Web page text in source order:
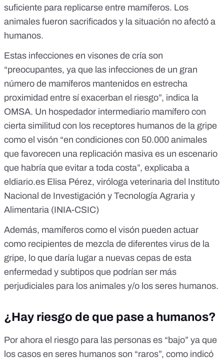
suficiente para replicarse entre mamíferos. Los
animales fueron sacrificados y la situación no afectó a
humanos.
Estas infecciones en visones de cría son
“preocupantes, ya que las infecciones de un gran
número de mamíferos mantenidos en estrecha
proximidad entre sí exacerban el riesgo”, indica la
OMSA. Un hospedador intermediario mamífero con
cierta similitud con los receptores humanos de la gripe
como el visón “en condiciones con 50.000 animales
que favorecen una replicación masiva es un escenario
que habría que evitar a toda costa”, explicaba a
eldiario.es Elisa Pérez, viróloga veterinaria del Instituto
Nacional de Investigación y Tecnología Agraria y
Alimentaria (INIA-CSIC)
Además, mamíferos como el visón pueden actuar
como recipientes de mezcla de diferentes virus de la
gripe, lo que daría lugar a nuevas cepas de esta
enfermedad y subtipos que podrían ser más
perjudiciales para los animales y/o los seres humanos.
¿Hay riesgo de que pase a humanos?
Por ahora el riesgo para las personas es “bajo” ya que
los casos en seres humanos son “raros”, como indicó